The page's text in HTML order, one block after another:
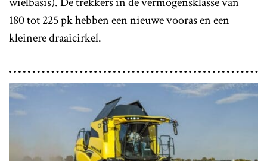
180 tot 225 pk hebben een nieuwe vooras en een
kleinere draaicirkel.